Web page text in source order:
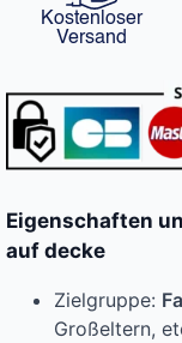
Kostenloser
Versand
Eigenschaften
auf decke
Zielgruppe:
Großeltern,